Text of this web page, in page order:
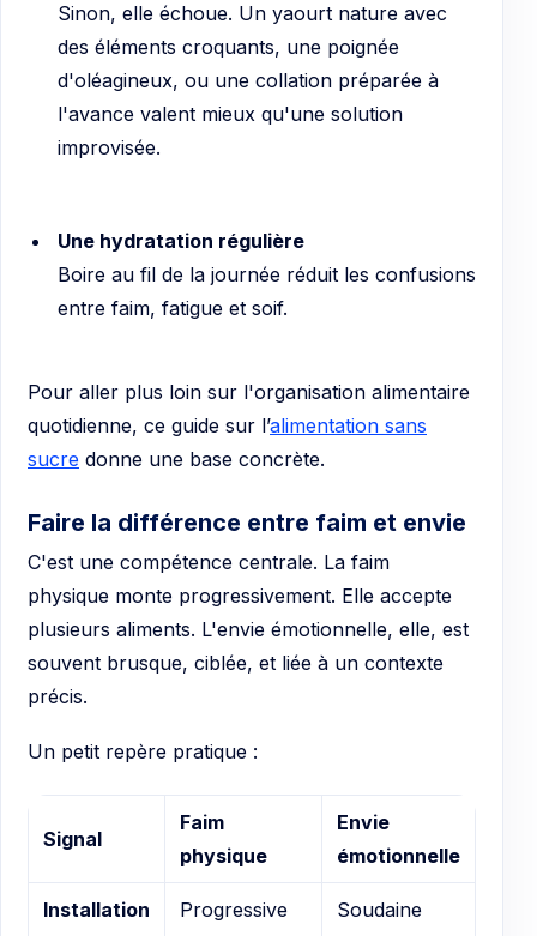
Sinon, elle échoue. Un yaourt nature avec
des éléments croquants, une poignée
d'oléagineux, ou une collation préparée à
l'avance valent mieux qu'une solution
improvisée.
Une hydratation régulière
Boire au fil de la journée réduit les confusions
entre faim, fatigue et soif.
Pour aller plus loin sur l'organisation alimentaire
quotidienne, ce guide sur l’alimentation sans
sucre donne une base concrète.
Faire la différence entre faim et envie
C'est une compétence centrale. La faim
physique monte progressivement. Elle accepte
plusieurs aliments. L'envie émotionnelle, elle, est
souvent brusque, ciblée, et liée à un contexte
précis.
Un petit repère pratique :
Signal
Faim
physique
Envie
émotionnelle
Installation Progressive Soudaine